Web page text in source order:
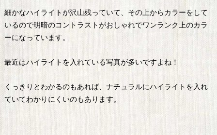
細かなハイライトが沢山残っていて、その上からカラーをして
いるので明暗のコントラストがおしゃれでワンランク上のカラ
ーになっています。
最近はハイライトを入れている写真が多いですよね！
くっきりとわかるのもあれば、ナチュラルにハイライトを入れ
ていてわかりにくいのもあります。